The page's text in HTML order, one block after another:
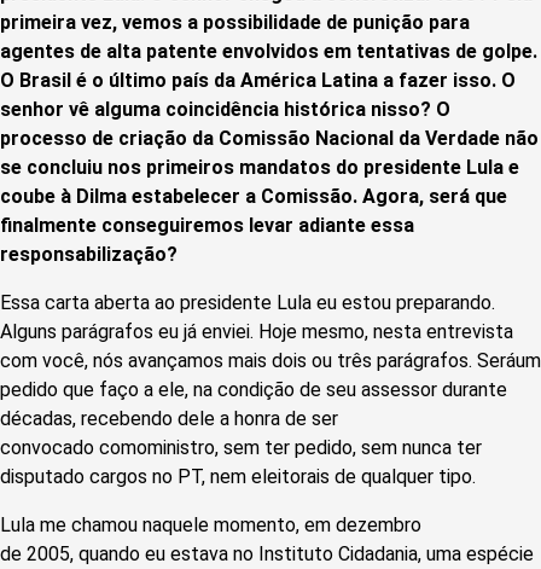
primeira vez, vemos a possibilidade de punição para
agentes de alta patente envolvidos em tentativas de golpe.
O Brasil é o último país da América Latina a fazer isso. O
senhor vê alguma coincidência histórica nisso? O
processo de criação da Comissão Nacional da Verdade não
se concluiu nos primeiros mandatos do presidente Lula e
coube à Dilma estabelecer a Comissão. Agora, será que
finalmente conseguiremos levar adiante essa
responsabilização?
Essa carta aberta ao presidente Lula eu estou preparando.
Alguns parágrafos eu já enviei. Hoje mesmo, nesta entrevista
com você, nós avançamos mais dois ou três parágrafos. Seráum
pedido que faço a ele, na condição de seu assessor durante
décadas, recebendo dele a honra de ser
convocado comoministro, sem ter pedido, sem nunca ter
disputado cargos no PT, nem eleitorais de qualquer tipo.
Lula me chamou naquele momento, em dezembro
de 2005, quando eu estava no Instituto Cidadania, uma espécie